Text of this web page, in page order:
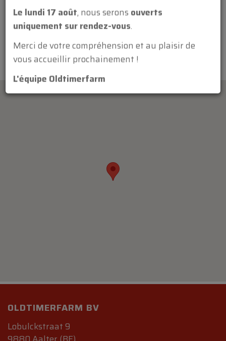
OLDTIMERFARM BV
Lobulckstraat 9
Le lundi 17 août, nous serons ouverts
uniquement sur rendez-vous.
Merci de votre compréhension et au plaisir de
vous accueillir prochainement !
L'équipe Oldtimerfarm